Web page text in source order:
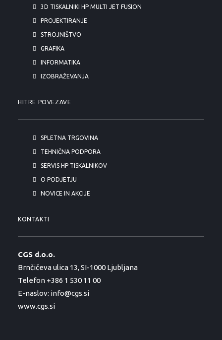
3D TISKALNIKI HP MULTI JET FUSION
PROJEKTIRANJE
STROJNIŠTVO
GRAFIKA
INFORMATIKA
IZOBRAŽEVANJA
HITRE POVEZAVE
SPLETNA TRGOVINA
TEHNIČNA PODPORA
SERVIS HP TISKALNIKOV
O PODJETJU
NOVICE IN AKCIJE
KONTAKTI
CGS d.o.o.
Brnčičeva ulica 13, SI-1000 Ljubljana
Telefon +386 1 530 11 00
E-naslov: info@cgs.si
www.cgs.si